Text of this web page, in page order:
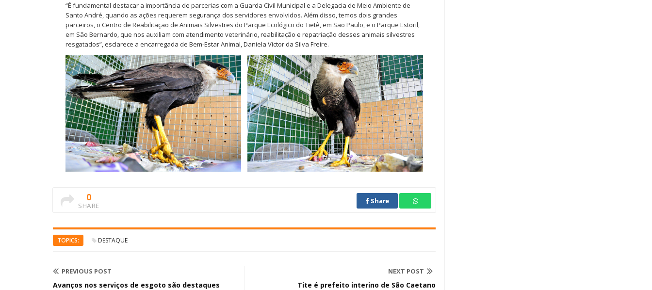
“É fundamental destacar a importância de parcerias com a Guarda Civil Municipal e a Delegacia de Meio Ambiente de
Santo André, quando as ações requerem segurança dos servidores envolvidos. Além disso, temos dois grandes
parceiros, o Centro de Reabilitação de Animais Silvestres do Parque Ecológico do Tietê, em São Paulo, e o Parque Estoril,
em São Bernardo, que nos auxiliam com atendimento veterinário, reabilitação e repatriação desses animais silvestres
resgatados”, esclarece a encarregada de Bem-Estar Animal, Daniela Victor da Silva Freire.
0
SHARE
Share
TOPICS: DESTAQUE
PREVIOUS POST
Avanços nos serviços de esgoto são destaques
NEXT POST
Tite é prefeito interino de São Caetano